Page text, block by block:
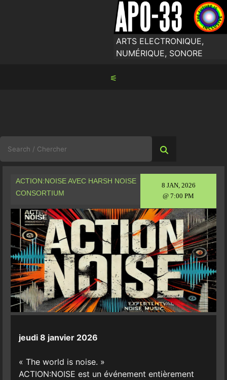
ARTS ELECTRONIQUE,
NUMÉRIQUE, SONORE
⚟
for:
8 JAN, 2026
@ 7:00 PM
ACTION:NOISE AVEC HARSH NOISE
CONSORTIUM
jeudi 8 janvier 2026
« The world is noise. »
ACTION:NOISE est un événement entièrement